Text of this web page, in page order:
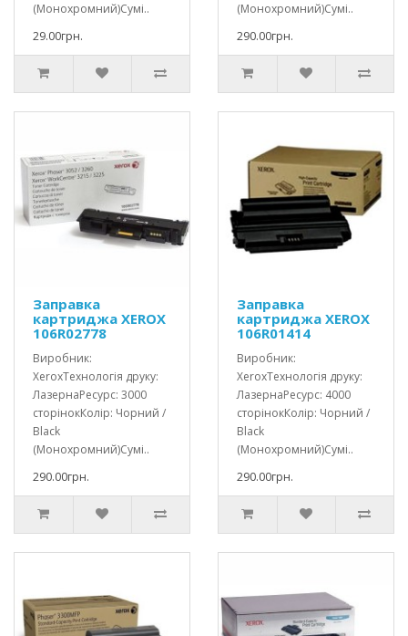
(Монохромний)Сумі..
29.00грн.
(Монохромний)Сумі..
290.00грн.
Заправка
картриджа XEROX
106R02778
Виробник:
XeroxТехнологія друку:
ЛазернаРесурс: 3000
сторінокКолір: Чорний /
Black
(Монохромний)Сумі..
290.00грн.
Заправка
картриджа XEROX
106R01414
Виробник:
XeroxТехнологія друку:
ЛазернаРесурс: 4000
сторінокКолір: Чорний /
Black
(Монохромний)Сумі..
290.00грн.